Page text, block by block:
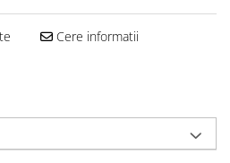
Cere informatii